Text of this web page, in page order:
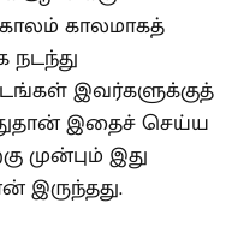
காலமாகத்
நடந்து
இவர்களுக்குத்
இதைச் செய்ய
முன்பும் இது
இருந்தது.